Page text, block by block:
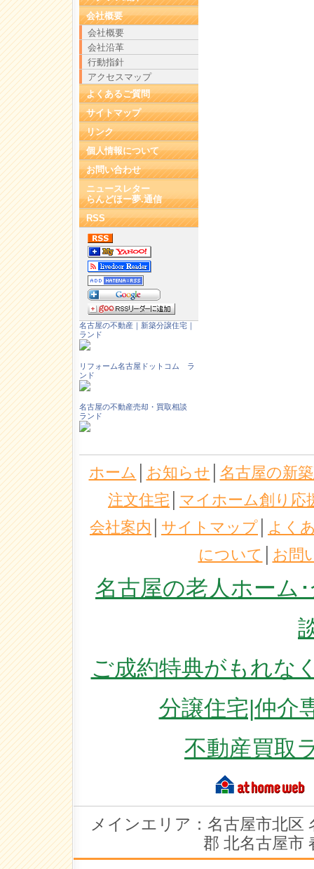
会社概要
会社概要
会社沿革
行動指針
アクセスマップ
よくあるご質問
サイトマップ
リンク
個人情報について
お問い合わせ
ニュースレター
らんどほー夢.通信
RSS
名古屋の不動産｜新築分譲住宅｜
ランド
リフォーム名古屋ドットコム ラ
ンド
名古屋の不動産売却・買取相談
ランド
ホーム お知らせ
名古屋の新
注文住宅
マイホーム創り応
会社案内
サイトマップ
よく
について
お問
名古屋の老人ホーム
ご成約特典がもれな
分譲住宅|仲介
不動産買取
メインエリア：名古屋市北区
郡 北名古屋市